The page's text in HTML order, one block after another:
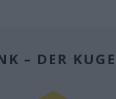
– DER